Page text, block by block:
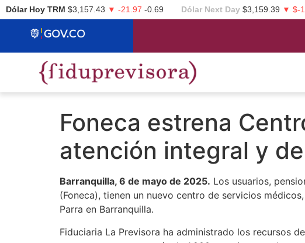
Dólar Hoy TRM $3,157.43 ▼ -21.97 -0.69 Dólar Next Day $3,159.39 ▼ $-
Foneca estrena
atención integral y
Barranquilla, 6 de mayo de 2025. Los usuarios,
(Foneca), tienen un nuevo centro de servicios
Parra en Barranquilla.
Fiduciaria La Previsora ha administrado los recursos